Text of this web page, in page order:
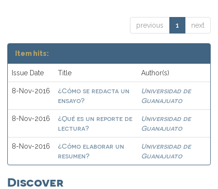
previous 1 next
Item hits:
Issue Date Title Author(s)
8-Nov-2016
¿Cómo se redacta un
ensayo?
Universidad de
Guanajuato
8-Nov-2016
¿Qué es un reporte de
lectura?
Universidad de
Guanajuato
8-Nov-2016
¿Cómo elaborar un
resumen?
Universidad de
Guanajuato
Discover